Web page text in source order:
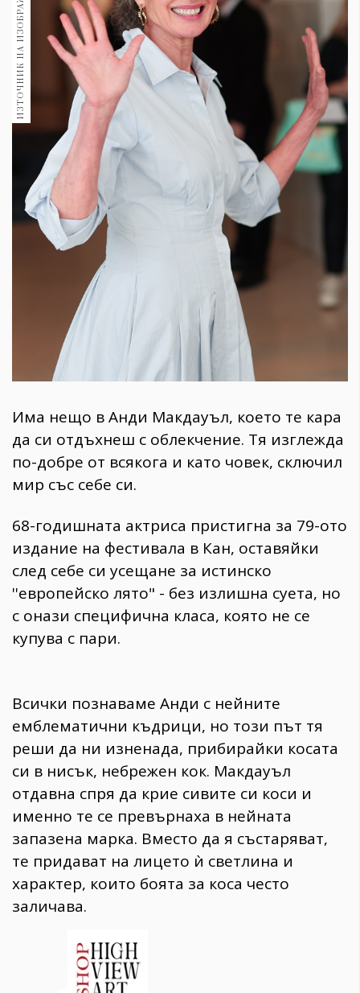
Здраве 389
Gentlemen
Wellness
ПОСЛЕДВАЙТЕ
НИ
Има нещо в Анди Макдауъл, което те кара
да си отдъхнеш с облекчение. Тя изглежда
по-добре от всякога и като човек, сключил
мир със себе си.
​68-годишната актриса пристигна за 79-ото
издание на фестивала в Кан, оставяйки
след себе си усещане за истинско
''европейско лято" - без излишна суета, но
с онази специфична класа, която не се
купува с пари.
​Всички познаваме Анди с нейните
емблематични къдрици, но този път тя
реши да ни изненада, прибирайки косата
си в нисък, небрежен кок. Макдауъл
отдавна спря да крие сивите си коси и
именно те се превърнаха в нейната
запазена марка. Вместо да я състаряват,
те придават на лицето ѝ светлина и
характер, които боята за коса често
заличава.